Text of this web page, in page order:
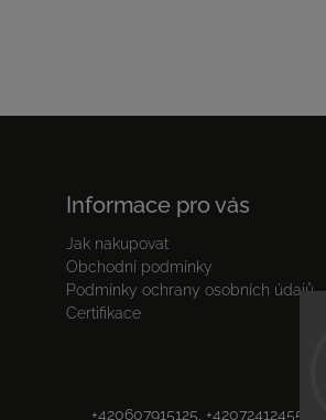
Informace pro vás
Jak nakupovat
Obchodní podmínky
Podmínky ochrany osobních údajů
Certifikace
+420607915125, +420724124554,